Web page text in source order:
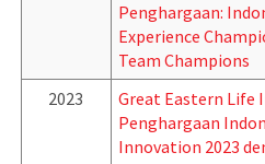
Penghargaan:
Experience
Team Champions
2023
Great Eastern Life
Penghargaan
Innovation 2023